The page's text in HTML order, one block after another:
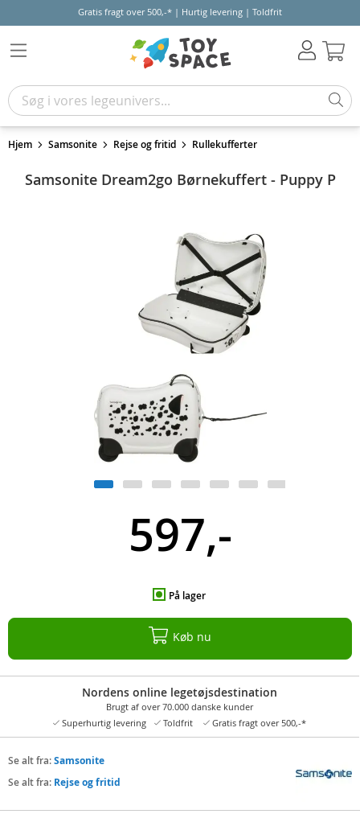
Gratis fragt over 500,-* | Hurtig levering | Toldfrit
Hjem Samsonite Rejse og fritid Rullekufferter
Samsonite Dream2go Børnekuffert - Puppy P
597,-
På lager
Køb nu
Nordens online legetøjsdestination
Brugt af over 70.000 danske kunder
Superhurtig levering
Toldfrit Gratis fragt over 500,-*
Se alt fra:Samsonite
Se alt fra: Rejse og fritid